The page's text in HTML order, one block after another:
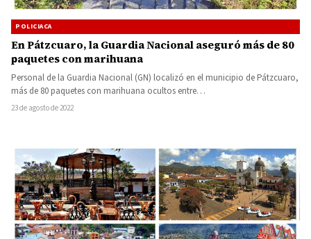
POLICIACA
En Pátzcuaro, la Guardia Nacional aseguró más de 80
paquetes con marihuana
Personal de la Guardia Nacional (GN) localizó en el municipio de Pátzcuaro,
más de 80 paquetes con marihuana ocultos entre…
23 de agosto de 2022